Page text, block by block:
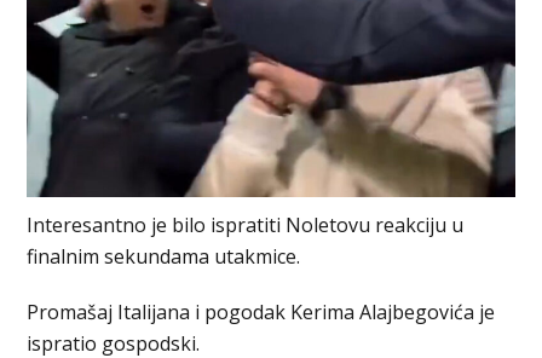
Interesantno je bilo ispratiti Noletovu reakciju u
finalnim sekundama utakmice.
Promašaj Italijana i pogodak Kerima Alajbegovića je
ispratio gospodski.